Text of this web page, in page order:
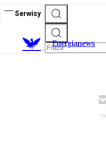
Serwisy
Energianews